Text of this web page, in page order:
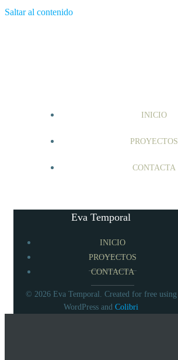
Saltar al contenido
INICIO
PROYECTOS
CONTACTA
Eva Temporal
INICIO
PROYECTOS
CONTACTA
© 2026 Eva Temporal. Created for free using
WordPress and Colibri